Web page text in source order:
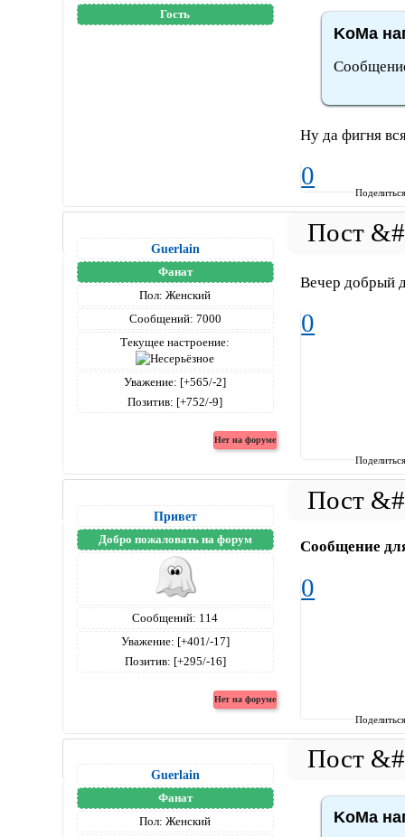
Гость
KoMa
Ну да фигня
0
Guerlain
Фанат
Пол: Женский
Сообщений: 7000
Текущее настроение:
Уважение: [+565/-2]
Позитив: [+752/-9]
Вечер добрый
0
Привет
Добро пожаловать на форум
Сообщений: 114
Уважение: [+401/-17]
Позитив: [+295/-16]
Сообщение
0
Guerlain
Фанат
Пол: Женский
KoMa